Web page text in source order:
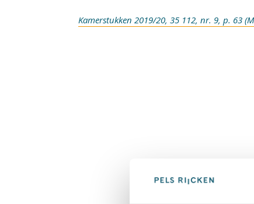
Kamerstukken 2019/20, 35 112, nr. 9, p. 63